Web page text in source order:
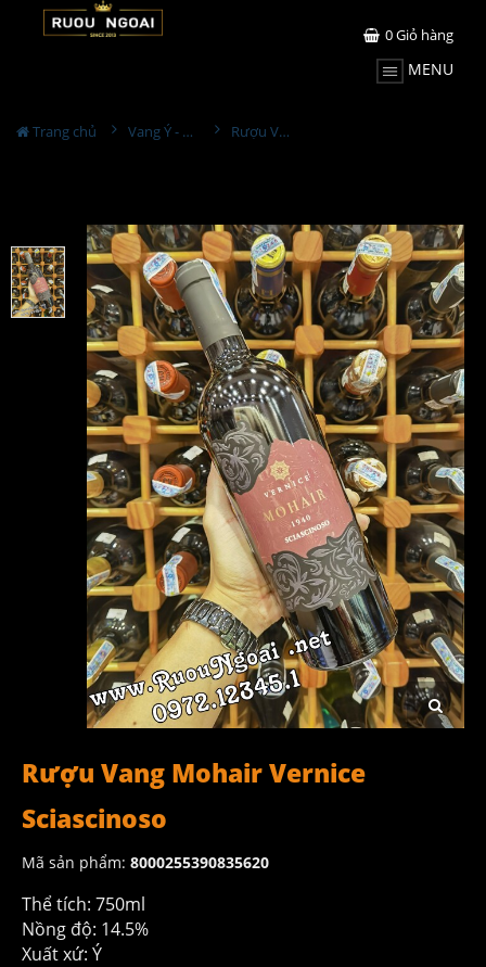
0Giỏ hàng
MENU
Trang chủ Vang Ý - Italia Rượu Vang Mohair Vernice Sciascinoso
Rượu Vang Mohair Vernice
Sciascinoso
Mã sản phẩm: 8000255390835620
Thể tích: 750ml
Nồng độ: 14.5%
Xuất xứ: Ý